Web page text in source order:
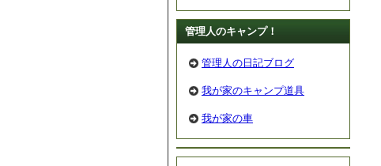
管理人のキャンプ！
管理人の日記ブログ
我が家のキャンプ道具
我が家の車